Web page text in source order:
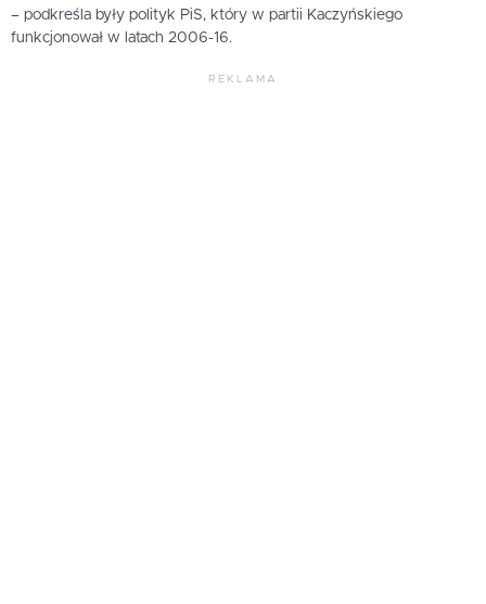
– podkreśla były polityk PiS, który w partii Kaczyńskiego
funkcjonował w latach 2006-16.
REKLAMA